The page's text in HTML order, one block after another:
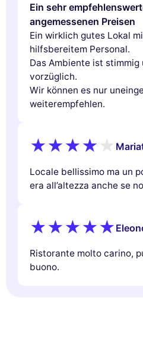
Ein sehr
angemessenen Preisen
Ein wirklich gutes Lokal
hilfsbereitem Personal.
Das Ambiente ist stimmig
vorzüglich.
Wir können es nur
weiterempfehlen.
Locale bellissimo ma un
era all’altezza anche se
Ristorante molto carino,
buono.